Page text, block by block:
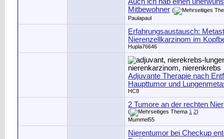
Mitbewohner (
Paulapaul
Erfahrungsaustausch:
Nierenzellkarzinom im
Hupla76646
Adjuvante Therapie nach
Haupttumor und
HC8
2 Tumore an der rechten
( 1 2)
Mummel55
Nierentumor bei Checkup